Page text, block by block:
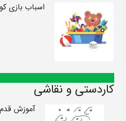
اسباب بازی
کاردستی و نقاشی
آموزش قدم